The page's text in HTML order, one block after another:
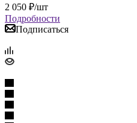
2 050 ₽/шт
Подробности
Подписаться